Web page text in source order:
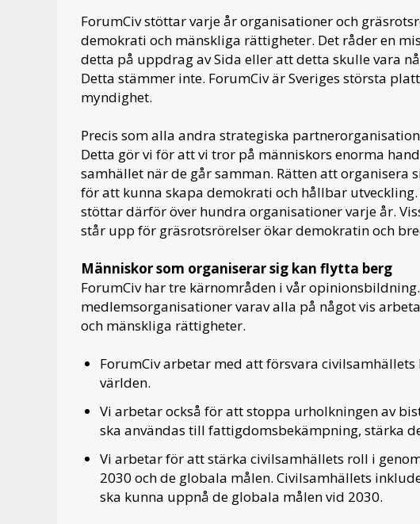
ForumCiv stöttar varje år organisationer och
demokrati och mänskliga rättigheter. Det råder en
detta på uppdrag av Sida eller att detta skulle vara
Detta stämmer inte. ForumCiv är Sveriges största
myndighet.
Precis som alla andra strategiska
Detta gör vi för att vi tror på människors enorma
samhället när de går samman. Rätten att
för att kunna skapa demokrati och hållbar
stöttar därför över hundra organisationer varje år.
står upp för gräsrotsrörelser ökar demokratin och
Människor som organiserar sig kan flytta berg
ForumCiv har tre kärnområden i vår
medlemsorganisationer varav alla på något vis
och mänskliga rättigheter.
ForumCiv arbetar med att försvara
världen.
Vi arbetar också för att stoppa urholkningen av
ska användas till fattigdomsbekämpning, stärka
Vi arbetar för att stärka civilsamhällets roll i
2030 och de globala målen. Civilsamhällets
ska kunna uppnå de globala målen vid 2030.